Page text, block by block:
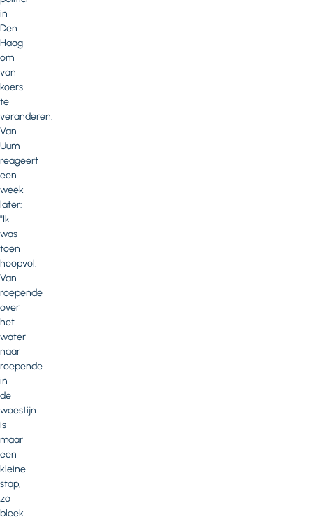
in
Den
Haag
om
van
koers
te
veranderen.
Van
Uum
reageert
een
week
later:
"Ik
was
toen
hoopvol.
Van
roepende
over
het
water
naar
roepende
in
de
woestijn
is
maar
een
kleine
stap,
zo
bleek